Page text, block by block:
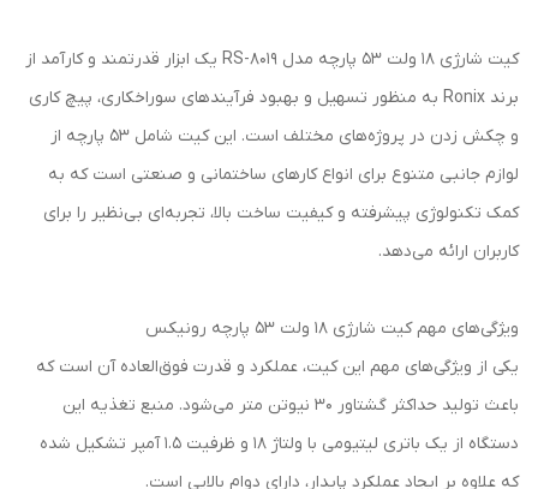
کیت شارژی 18 ولت 53 پارچه مدل RS-8019 یک ابزار قدرتمند و کارآمد از
برند Ronix به منظور تسهیل و بهبود فرآیندهای سوراخکاری، پیچ کاری
و چکش زدن در پروژه‌های مختلف است. این کیت شامل 53 پارچه از
لوازم جانبی متنوع برای انواع کارهای ساختمانی و صنعتی است که به
کمک تکنولوژی پیشرفته و کیفیت ساخت بالا، تجربه‌ای بی‌نظیر را برای
کاربران ارائه می‌دهد.
ویژگی‌های مهم کیت شارژی 18 ولت 53 پارچه رونیکس
یکی از ویژگی‌های مهم این کیت، عملکرد و قدرت فوق‌العاده آن است که
باعث تولید حداکثر گشتاور 30 نیوتن متر می‌شود. منبع تغذیه این
دستگاه از یک باتری لیتیومی با ولتاژ 18 و ظرفیت 1.5 آمپر تشکیل شده
که علاوه بر ایجاد عملکرد پایدار، دارای دوام بالایی است.